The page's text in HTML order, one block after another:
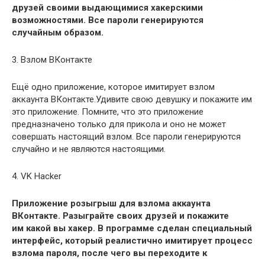
друзей своими выдающимися хакерскими
возможностями. Все пароли генерируются
случайным образом.
3. Взлом ВКонтакте
Ещё одно приложение, которое имитирует взлом
аккаунта ВКонтакте.Удивите свою девушку и покажите им
это приложение. Помните, что это приложение
предназначено только для прикола и оно не может
совершать настоящий взлом. Все пароли генерируются
случайно и не являются настоящими.
4. VK Hacker
Приложение розыгрыш для взлома аккаунта
ВКонтакте. Разыграйте своих друзей и покажите
им какой вы хакер. В программе сделан специальный
интерфейс, который реалистично имитирует процесс
взлома пароля, после чего вы переходите к